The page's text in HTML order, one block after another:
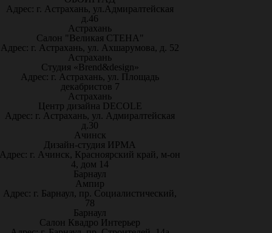
Адрес: г. Астрахань, ул.Адмиралтейская
д.46
Астрахань
Салон "Великая СТЕНА"
Адрес: г. Астрахань, ул. Ахшарумова, д. 52
Астрахань
Студия «Brend&design»
Адрес: г. Астрахань, ул. Площадь
декабристов 7
Астрахань
Центр дизайна DECOLE
Адрес: г. Астрахань, ул. Адмиралтейская
д.30
Ачинск
Дизайн-студия ИРМА
Адрес: г. Ачинск, Красноярский край, м-он
4, дом 14
Барнаул
Ампир
Адрес: г. Барнаул, пр. Социалистический,
78
Барнаул
Салон Квадро Интерьер